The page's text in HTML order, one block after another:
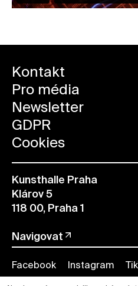
Kontakt
Pro média
Newsletter
GDPR
Cookies
Kunsthalle Praha
Klárov 5
118 00, Praha 1
Navigovat
Facebook Instagram